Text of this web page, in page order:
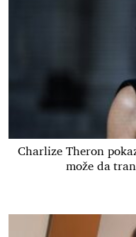
Charlize Theron
može da